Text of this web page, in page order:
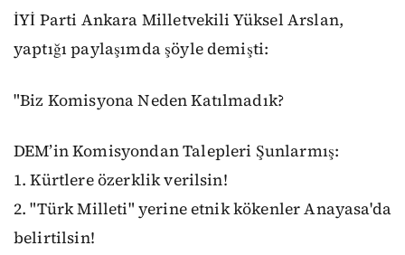
İYİ Parti Ankara Milletvekili Yüksel Arslan,
yaptığı paylaşımda şöyle demişti:
"Biz Komisyona Neden Katılmadık?
DEM’in Komisyondan Talepleri Şunlarmış:
1. Kürtlere özerklik verilsin!
2. "Türk Milleti" yerine etnik kökenler Anayasa'da
belirtilsin!